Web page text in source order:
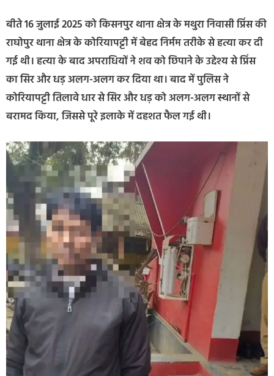
बीते 16 जुलाई 2025 को किसनपुर थाना क्षेत्र के मथुरा निवासी प्रिंस की
राघोपुर थाना क्षेत्र के कोरियापट्टी में बेहद निर्मम तरीके से हत्या कर दी
गई थी। हत्या के बाद अपराधियों ने शव को छिपाने के उद्देश्य से प्रिंस
का सिर और धड़ अलग-अलग कर दिया था। बाद में पुलिस ने
कोरियापट्टी तिलावे धार से सिर और धड़ को अलग-अलग स्थानों से
बरामद किया, जिससे पूरे इलाके में दहशत फैल गई थी।